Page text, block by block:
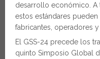
desarrollo económico. A
estos estándares
fabricantes, operadores
El GSS-24 precede los
quinto Simposio Global